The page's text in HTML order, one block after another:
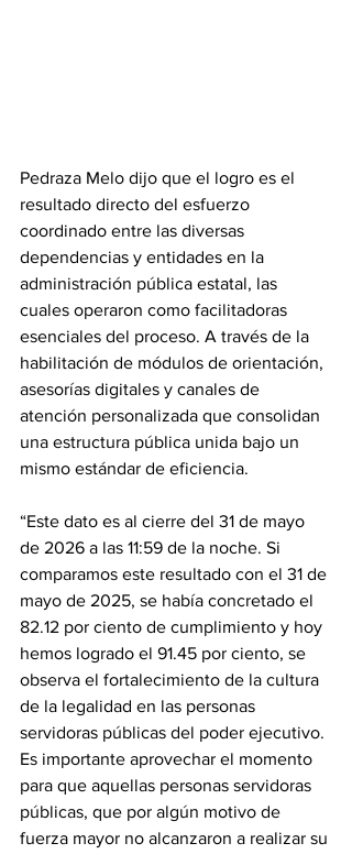
Pedraza Melo dijo que el logro es el
resultado directo del esfuerzo
coordinado entre las diversas
dependencias y entidades en la
administración pública estatal, las
cuales operaron como facilitadoras
esenciales del proceso. A través de la
habilitación de módulos de orientación,
asesorías digitales y canales de
atención personalizada que consolidan
una estructura pública unida bajo un
mismo estándar de eficiencia.
“Este dato es al cierre del 31 de mayo
de 2026 a las 11:59 de la noche. Si
comparamos este resultado con el 31 de
mayo de 2025, se había concretado el
82.12 por ciento de cumplimiento y hoy
hemos logrado el 91.45 por ciento, se
observa el fortalecimiento de la cultura
de la legalidad en las personas
servidoras públicas del poder ejecutivo.
Es importante aprovechar el momento
para que aquellas personas servidoras
públicas, que por algún motivo de
fuerza mayor no alcanzaron a realizar su